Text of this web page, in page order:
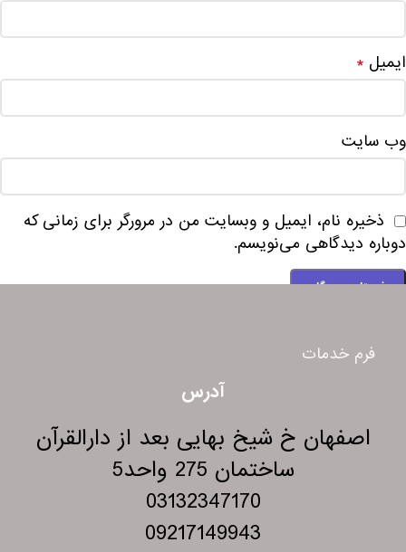
ایمیل *
وب‌ سایت
ذخیره نام، ایمیل و وبسایت من در مرورگر برای زمانی که
دوباره دیدگاهی می‌نویسم.
فرم خدمات
آدرس
اصفهان خ شیخ بهایی بعد از دارالقرآن
ساختمان 275 واحد5
03132347170
09217149943